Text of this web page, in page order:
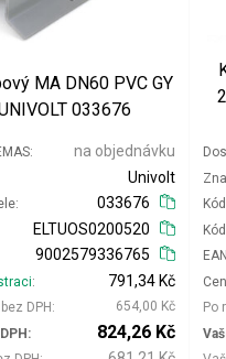
MA DN60 PVC GY
033676
na objednávku
Univolt
033676
ELTUOS0200520
9002579336765
DPH
791,34 Kč
654,00 Kč
824,26 Kč
EAN
Po